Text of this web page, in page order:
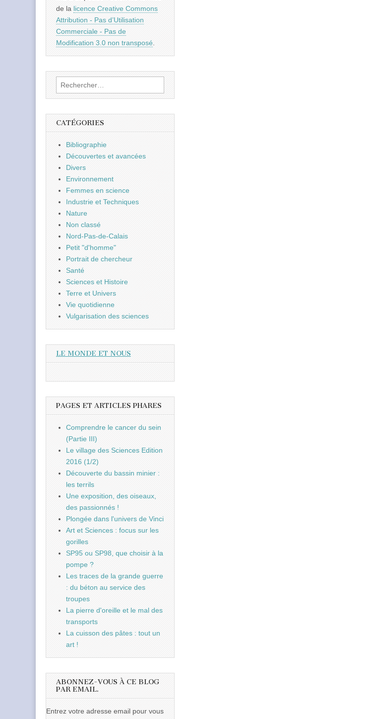
de la licence Creative Commons
Attribution - Pas d’Utilisation
Commerciale - Pas de
Modification 3.0 non transposé.
Rechercher :
CATÉGORIES
Bibliographie
Découvertes et avancées
Divers
Environnement
Femmes en science
Industrie et Techniques
Nature
Non classé
Nord-Pas-de-Calais
Petit "d'homme"
Portrait de chercheur
Santé
Sciences et Histoire
Terre et Univers
Vie quotidienne
Vulgarisation des sciences
LE MONDE ET NOUS
PAGES ET ARTICLES PHARES
Comprendre le cancer du sein
(Partie III)
Le village des Sciences Edition
2016 (1/2)
Découverte du bassin minier :
les terrils
Une exposition, des oiseaux,
des passionnés !
Plongée dans l'univers de Vinci
Art et Sciences : focus sur les
gorilles
SP95 ou SP98, que choisir à la
pompe ?
Les traces de la grande guerre
: du béton au service des
troupes
La pierre d'oreille et le mal des
transports
La cuisson des pâtes : tout un
art !
ABONNEZ-VOUS À CE BLOG
PAR EMAIL.
Entrez votre adresse email pour vous